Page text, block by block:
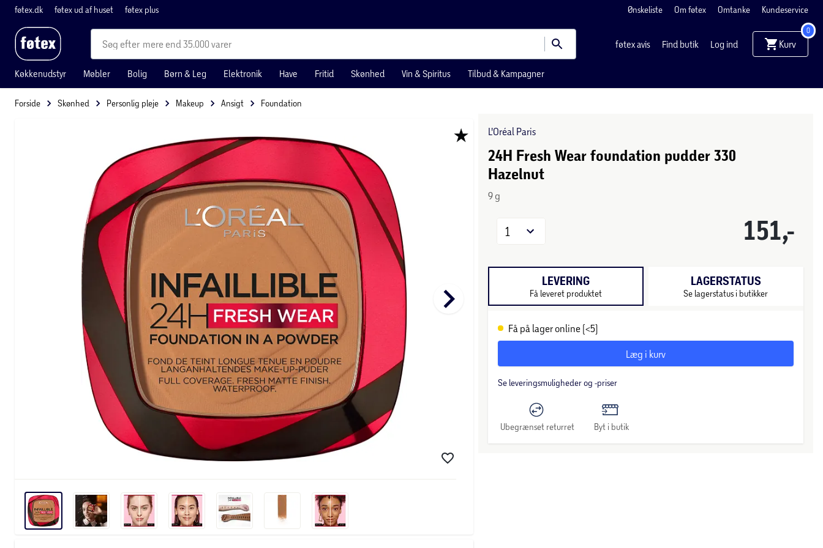
føtex.dk føtex ud af huset føtex plus Ønskeliste Om føtex Omtanke Kundeservice
mere end 35.000 varer føtex avis Find butik Log ind Kurv
0
Køkkenudstyr Møbler Bolig Børn & Leg Elektronik Have Fritid Skønhed Vin & Spiritus Tilbud & Kampagner
Forside Skønhed Personlig pleje Makeup Ansigt Foundation
keyboard_arrow_right
L'Oréal Paris
24H Fresh Wear foundation pudder 330
Hazelnut
9 g
151,-
1
LEVERING
Få leveret produktet
LAGERSTATUS
Se lagerstatus i butikker
Få på lager online (<5)
Læg i kurv
Se leveringsmuligheder og -priser
Ubegrænset returret Byt i butik